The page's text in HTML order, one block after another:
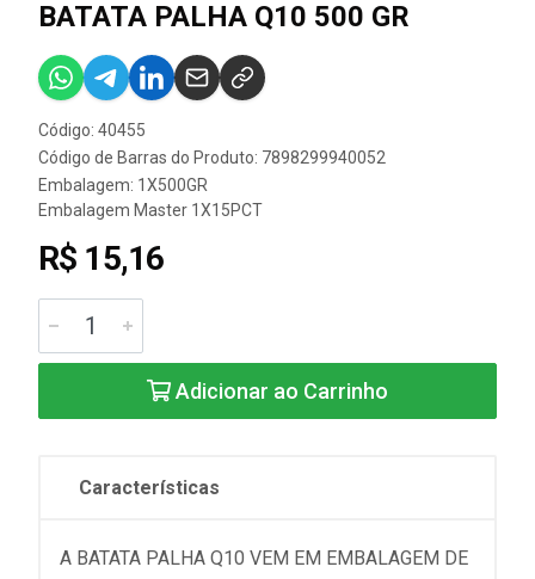
BATATA PALHA Q10 500 GR
Código: 40455
Código de Barras do Produto: 7898299940052
Embalagem: 1X500GR
Embalagem Master 1X15PCT
R$ 15,16
Adicionar ao Carrinho
Características
A BATATA PALHA Q10 VEM EM EMBALAGEM DE